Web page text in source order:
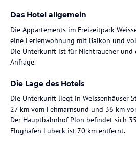
Das Hotel allgemein
Die Appartements im Freizeitpark
eine Ferienwohnung mit Balkon und
Die Unterkunft ist für Nichtraucher und
Anfrage.
Die Lage des Hotels
Die Unterkunft liegt in Weissenhäuser
27 km vom Fehmarnsund und 36 km
Der Hauptbahnhof Plön befindet sich
Flughafen Lübeck ist 70 km entfernt.